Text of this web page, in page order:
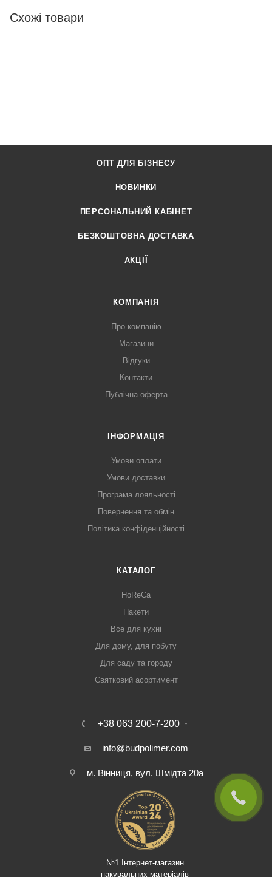
Схожі товари
ОПТ ДЛЯ БІЗНЕСУ
НОВИНКИ
ПЕРСОНАЛЬНИЙ КАБІНЕТ
БЕЗКОШТОВНА ДОСТАВКА
АКЦІЇ
КОМПАНІЯ
Про компанію
Магазини
Відгуки
Контакти
Публічна оферта
ІНФОРМАЦІЯ
Умови оплати
Умови доставки
Програма лояльності
Повернення та обмін
Політика конфіденційності
КАТАЛОГ
HoReCa
Пакети
Все для кухні
Для дому, для побуту
Для саду та городу
Святковий асортимент
+38 063 200-7-200
info@budpolimer.com
м. Вінниця, вул. Шмідта 20а
№1 Інтернет-магазин
пакувальних матеріалів